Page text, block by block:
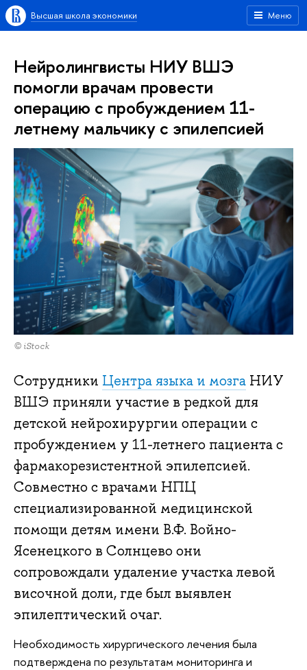
Меню
Высшая школа экономики
Нейролингвисты НИУ ВШЭ
помогли врачам провести
операцию с пробуждением 11-
летнему мальчику с эпилепсией
© iStock
Сотрудники Центра языка и мозга НИУ
ВШЭ приняли участие в редкой для
детской нейрохирургии операции с
пробуждением у 11-летнего пациента с
фармакорезистентной эпилепсией.
Совместно с врачами НПЦ
специализированной медицинской
помощи детям имени В.Ф. Войно-
Ясенецкого в Солнцево они
сопровождали удаление участка левой
височной доли, где был выявлен
эпилептический очаг.
Необходимость хирургического лечения была
подтверждена по результатам мониторинга и